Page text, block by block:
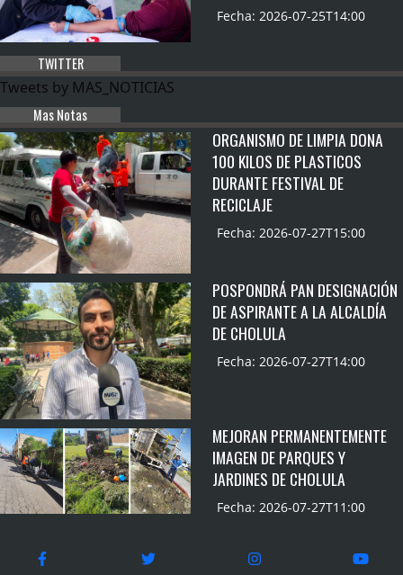
Fecha: 2026-07-25T14:00
TWITTER
Tweets by MAS_NOTICIAS
Mas Notas
ORGANISMO DE LIMPIA DONA
100 KILOS DE PLASTICOS
DURANTE FESTIVAL DE
RECICLAJE
Fecha: 2026-07-27T15:00
POSPONDRÁ PAN DESIGNACIÓN
DE ASPIRANTE A LA ALCALDÍA
DE CHOLULA
Fecha: 2026-07-27T14:00
MEJORAN PERMANENTEMENTE
IMAGEN DE PARQUES Y
JARDINES DE CHOLULA
Fecha: 2026-07-27T11:00